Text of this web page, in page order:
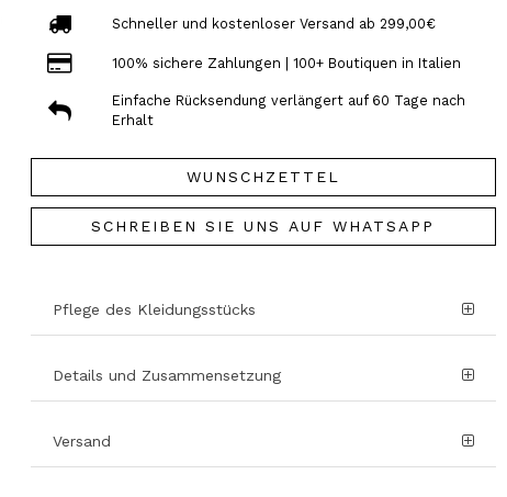
Schneller und kostenloser Versand ab 299,00€
100% sichere Zahlungen | 100+ Boutiquen in Italien
Einfache Rücksendung verlängert auf 60 Tage nach
Erhalt
WUNSCHZETTEL
SCHREIBEN SIE UNS AUF WHATSAPP
Pflege des Kleidungsstücks
Details und Zusammensetzung
Versand